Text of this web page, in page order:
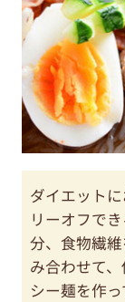
ダイエット
リーオフで
分、食物繊
み合わせて
シー麺を作